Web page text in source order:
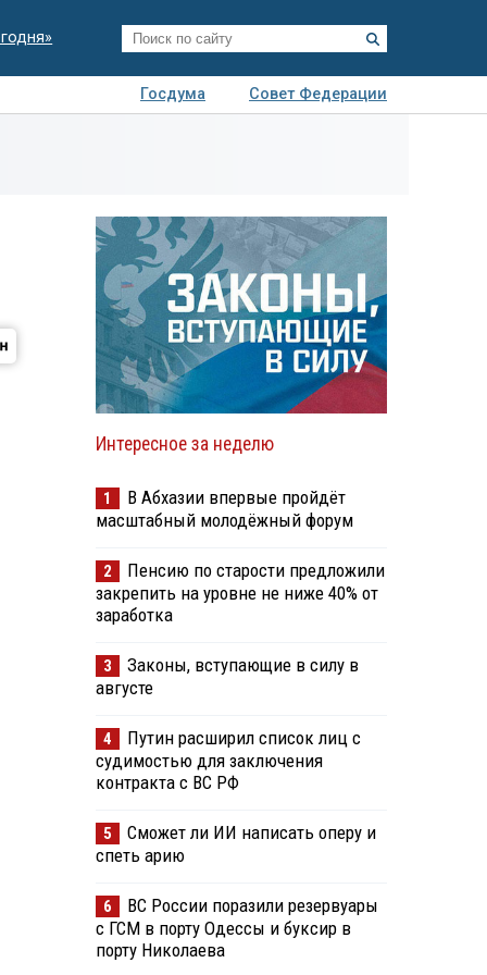
Госдума
Совет Федерации
Интересное за неделю
1
В Абхазии впервые пройдёт
масштабный молодёжный форум
2
Пенсию по старости предложили
закрепить на уровне не ниже 40% от
заработка
3
Законы, вступающие в силу в
августе
4
Путин расширил список лиц с
судимостью для заключения
контракта с ВС РФ
5
Сможет ли ИИ написать оперу и
спеть арию
6
ВС России поразили резервуары
с ГСМ в порту Одессы и буксир в
порту Николаева